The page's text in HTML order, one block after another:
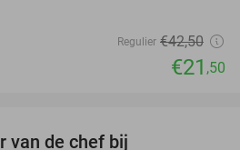
Regulier €42,50
€21 ,50
van de chef bij